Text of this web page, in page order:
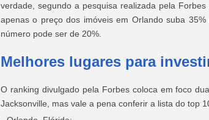
verdade, segundo a pesquisa realizada pela
apenas o preço dos imóveis em Orlando suba
número pode ser de 20%.
Melhores lugares para
O ranking divulgado pela Forbes coloca em foco
Jacksonville, mas vale a pena conferir a lista do top